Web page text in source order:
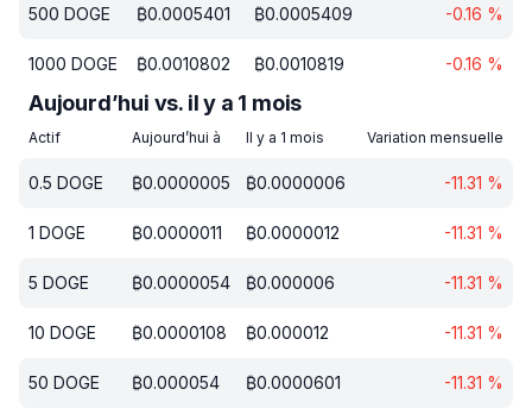
500 DOGE ₿0.0005401 ₿0.0005409 -0.16 %
1000 DOGE ₿0.0010802 ₿0.0010819 -0.16 %
Aujourd’hui vs. il y a 1 mois
Actif Aujourd’hui à Il y a 1 mois Variation mensuelle
0.5 DOGE ₿0.0000005 ₿0.0000006 -11.31 %
1 DOGE ₿0.0000011 ₿0.0000012 -11.31 %
5 DOGE ₿0.0000054 ₿0.000006 -11.31 %
10 DOGE ₿0.0000108 ₿0.000012 -11.31 %
50 DOGE ₿0.000054 ₿0.0000601 -11.31 %